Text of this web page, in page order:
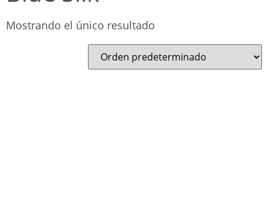
Mostrando el único resultado